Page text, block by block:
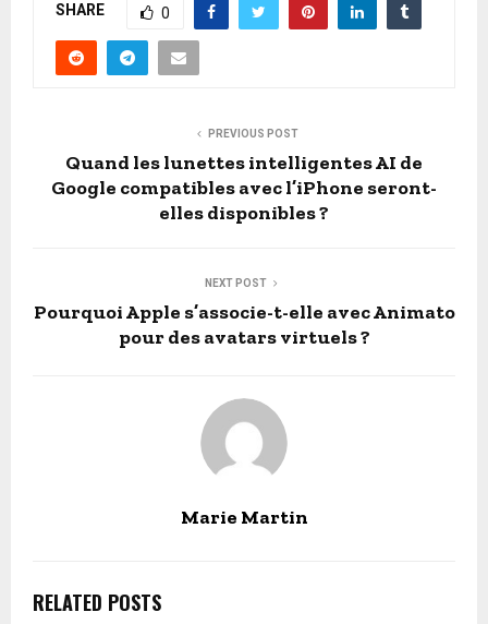
SHARE 0
PREVIOUS POST
Quand les lunettes intelligentes AI de
Google compatibles avec l’iPhone seront-
elles disponibles ?
NEXT POST
Pourquoi Apple s’associe-t-elle avec Animato
pour des avatars virtuels ?
Marie Martin
RELATED POSTS